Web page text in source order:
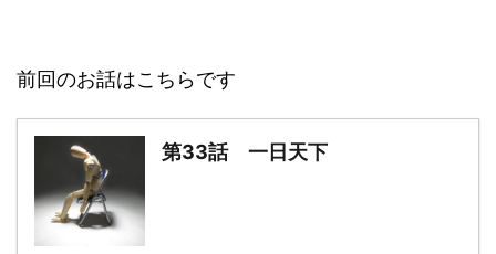
前回のお話はこちらです
第33話 一日天下